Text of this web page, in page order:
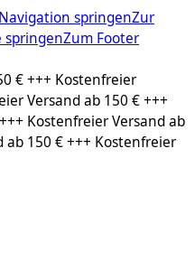
springenZur
springenZum Footer
€ +++ Kostenfreier
Versand ab 150 € +++
Kostenfreier Versand ab
ab 150 € +++ Kostenfreier